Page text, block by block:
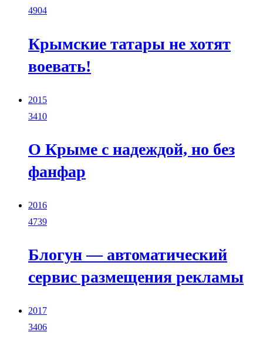
4904
Крымские татары не хотят
воевать!
2015
3410
О Крыме с надеждой, но без
фанфар
2016
4739
Блогун — автоматический
сервис размещения рекламы
2017
3406